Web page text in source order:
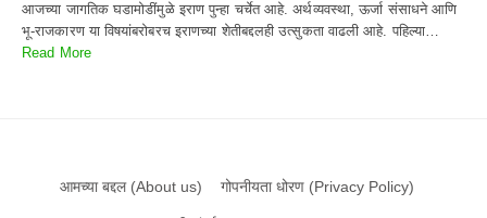
आजच्या जागतिक घडामोडींमुळे इराण पुन्हा चर्चेत आहे. अर्थव्यवस्था, ऊर्जा संसाधने आणि
भू-राजकारण या विषयांबरोबरच इराणच्या शेतीबद्दलही उत्सुकता वाढली आहे. पहिल्या…
Read More
आमच्या बद्दल (About us) गोपनीयता धोरण (Privacy Policy)